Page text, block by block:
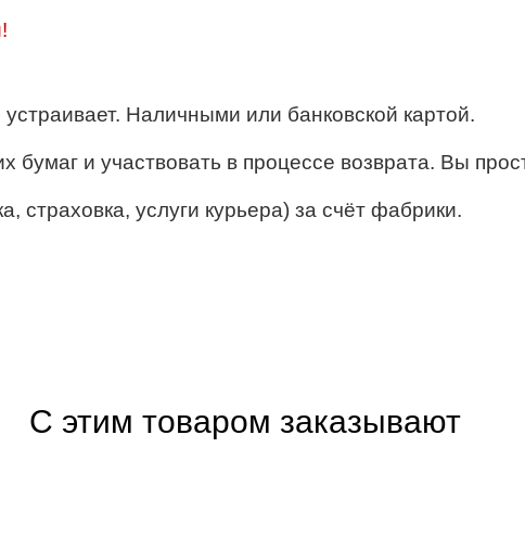
устраивает. Наличными или банковской картой.
бумаг и участвовать в процессе возврата. Вы
страховка, услуги курьера) за счёт фабрики.
С этим товаром заказывают